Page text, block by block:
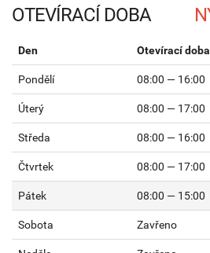
OTEVÍRACÍ DOBA
Den Otevírací doba
Pondělí 08:00 — 16:00
Úterý 08:00 — 17:00
Středa 08:00 — 16:00
Čtvrtek 08:00 — 17:00
Pátek 08:00 — 15:00
Sobota Zavřeno